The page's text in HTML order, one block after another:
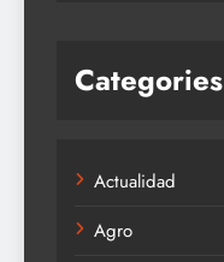
Categories
Actualidad
Agro